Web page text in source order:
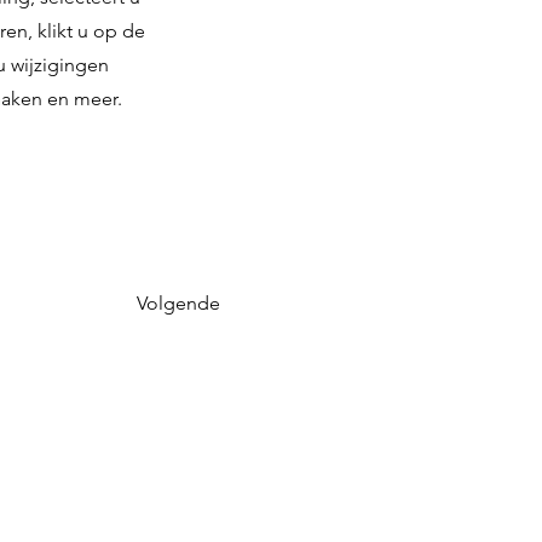
klikt u op de
wijzigingen
en meer.
Volgende